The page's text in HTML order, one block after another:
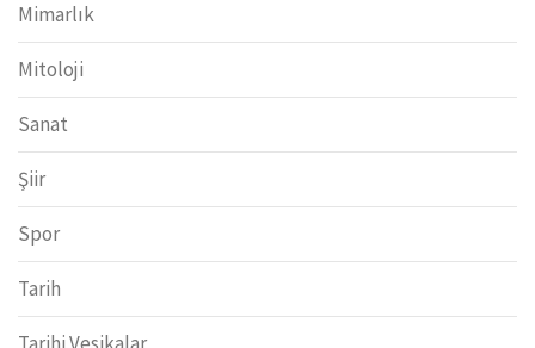
Mimarlık
Mitoloji
Sanat
Şiir
Spor
Tarih